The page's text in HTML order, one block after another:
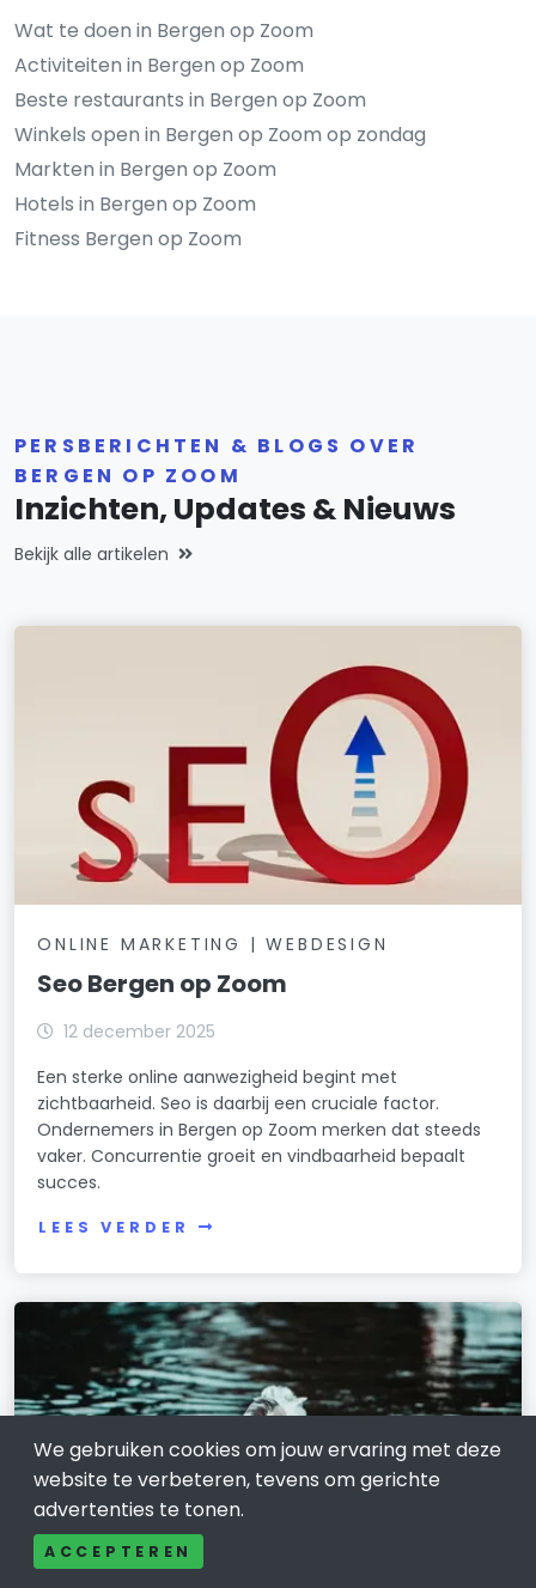
Wat te doen in Bergen op Zoom
Activiteiten in Bergen op Zoom
Beste restaurants in Bergen op Zoom
Winkels open in Bergen op Zoom op zondag
Markten in Bergen op Zoom
Hotels in Bergen op Zoom
Fitness Bergen op Zoom
PERSBERICHTEN & BLOGS OVER
BERGEN OP ZOOM
Inzichten, Updates & Nieuws
Bekijk alle artikelen
ONLINE MARKETING | WEBDESIGN
Seo Bergen op Zoom
12 december 2025
Een sterke online aanwezigheid begint met
zichtbaarheid. Seo is daarbij een cruciale factor.
Ondernemers in Bergen op Zoom merken dat steeds
vaker. Concurrentie groeit en vindbaarheid bepaalt
succes.
LEES VERDER
We gebruiken cookies om jouw ervaring met deze
website te verbeteren, tevens om gerichte
advertenties te tonen.
ACCEPTEREN